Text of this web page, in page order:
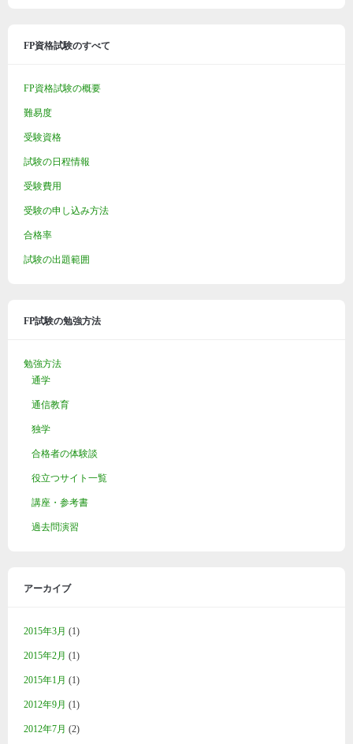
FP資格試験のすべて
FP資格試験の概要
難易度
受験資格
試験の日程情報
受験費用
受験の申し込み方法
合格率
試験の出題範囲
FP試験の勉強方法
勉強方法
通学
通信教育
独学
合格者の体験談
役立つサイト一覧
講座・参考書
過去問演習
アーカイブ
2015年3月 (1)
2015年2月 (1)
2015年1月 (1)
2012年9月 (1)
2012年7月 (2)